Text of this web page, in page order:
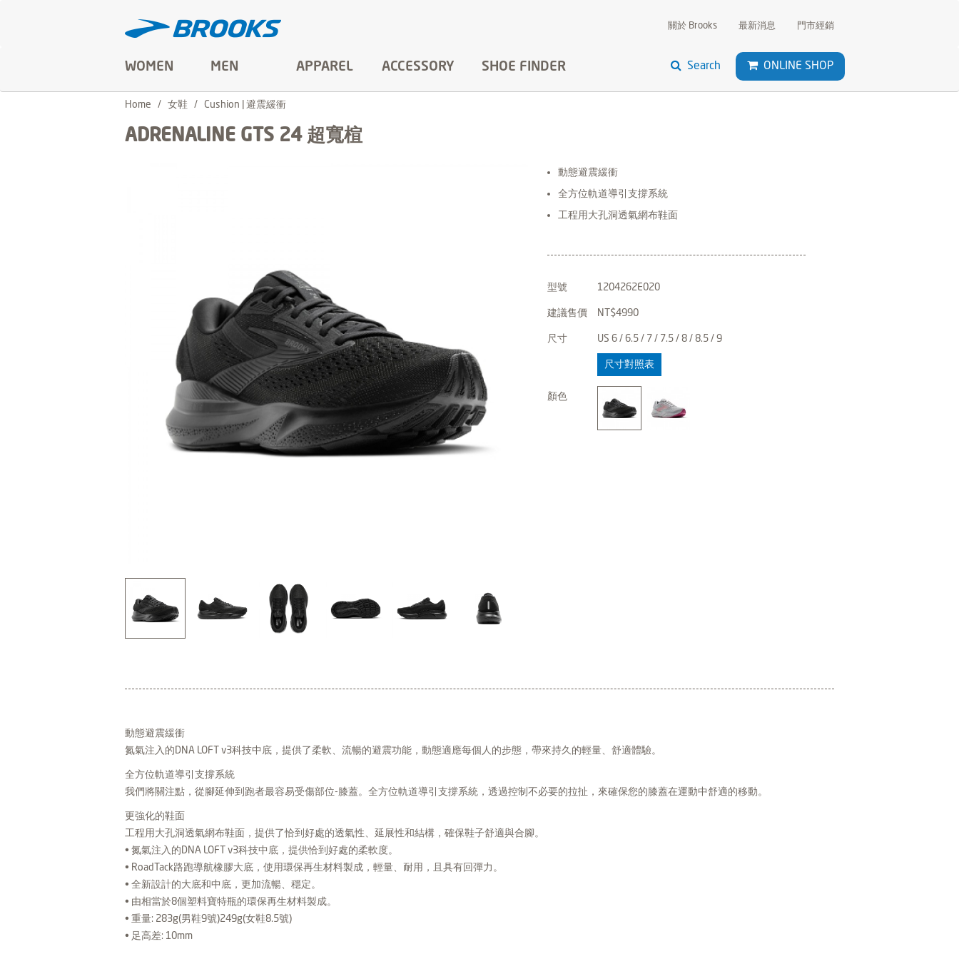
關於 Brooks 最新消息 門市經銷
WOMEN MEN APPAREL ACCESSORY SHOE FINDER Search ONLINE SHOP
Home 女鞋 Cushion | 避震緩衝
ADRENALINE GTS 24 超寬楦
動態避震緩衝
全方位軌道導引支撐系統
工程用大孔洞透氣網布鞋面
型號 1204262E020
建議售價 NT$4990
尺寸 US 6 / 6.5 / 7 / 7.5 / 8 / 8.5 / 9
尺寸對照表
顏色
動態避震緩衝
氮氣注入的DNA LOFT v3科技中底，提供了柔軟、流暢的避震功能，動態適應每個人的步態，帶來持久的輕量、舒適體驗。
全方位軌道導引支撐系統
我們將關注點，從腳延伸到跑者最容易受傷部位-膝蓋。全方位軌道導引支撐系統，透過控制不必要的拉扯，來確保您的膝蓋在運動中舒適的移動。
更強化的鞋面
工程用大孔洞透氣網布鞋面，提供了恰到好處的透氣性、延展性和結構，確保鞋子舒適與合腳。
• 氮氣注入的DNA LOFT v3科技中底，提供恰到好處的柔軟度。
• RoadTack路跑導航橡膠大底，使用環保再生材料製成，輕量、耐用，且具有回彈力。
• 全新設計的大底和中底，更加流暢、穩定。
• 由相當於8個塑料寶特瓶的環保再生材料製成。
• 重量: 283g(男鞋9號)249g(女鞋8.5號)
• 足高差: 10mm